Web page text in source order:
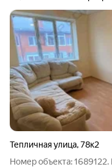
Тепличная улица,78к2
Номер объекта: